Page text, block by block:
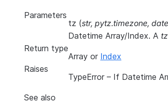
Parameters
tz (str, pytz.timezone,
Datetime Array/Index. A tz
Return type
Array or Index
Raises
TypeError – If Datetime
See also